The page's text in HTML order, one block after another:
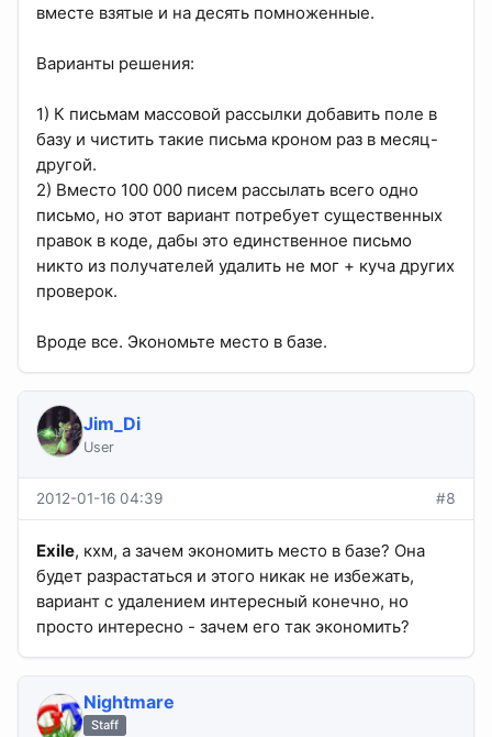
вместе взятые и на десять помноженные.
Варианты решения:
1) К письмам массовой рассылки добавить поле в
базу и чистить такие письма кроном раз в месяц-
другой.
2) Вместо 100 000 писем рассылать всего одно
письмо, но этот вариант потребует существенных
правок в коде, дабы это единственное письмо
никто из получателей удалить не мог + куча других
проверок.
Вроде все. Экономьте место в базе.
Jim_Di
User
2012-01-16 04:39 #8
Exile, кхм, а зачем экономить место в базе? Она
будет разрастаться и этого никак не избежать,
вариант с удалением интересный конечно, но
просто интересно - зачем его так экономить?
Nightmare
Staff